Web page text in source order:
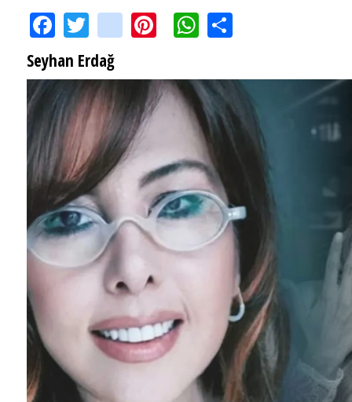
FacebookTwitterinstagramPinterestWhatsApp
Seyhan Erdağ
SEYHAN ERDAĞ YAZDI: Peki Mehmet Ali Erbil bu evliliği neden yaptı?